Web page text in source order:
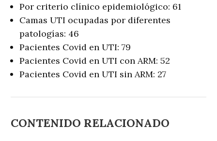
Por criterio clínico epidemiológico: 61
Camas UTI ocupadas por diferentes
patologías: 46
Pacientes Covid en UTI: 79
Pacientes Covid en UTI con ARM: 52
Pacientes Covid en UTI sin ARM: 27
CONTENIDO RELACIONADO